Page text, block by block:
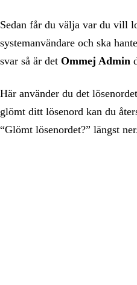
Sedan får du välja var du vill
systemanvändare och ska
svar så är det Ommej Admin
Här använder du det
glömt ditt lösenord kan du
“Glömt lösenordet?” längst